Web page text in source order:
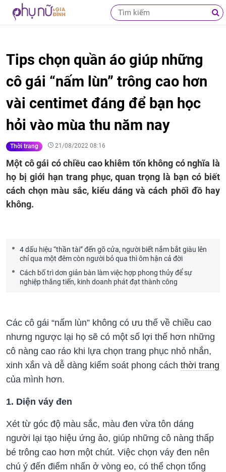
Tips chọn quần áo giúp những
cô gái “nấm lùn” trông cao hơn
vài centimet đáng để bạn học
hỏi vào mùa thu năm nay
Thời trang 21/08/2022 08:16
Một cô gái có chiều cao khiêm tốn không có nghĩa là
họ bị giới hạn trang phục, quan trọng là bạn có biết
cách chọn màu sắc, kiểu dáng và cách phối đồ hay
không.
4 dấu hiệu “thần tài” đến gõ cửa, người biết nắm bắt giàu lên
chỉ qua một đêm còn người bỏ qua thì ôm hận cả đời
Cách bố trì dơn giản bàn làm việc hợp phong thủy để sự
nghiệp thăng tiến, kinh doanh phát đạt thành công
Các cô gái “nấm lùn” không có ưu thế về chiều cao
nhưng ngược lại họ sẽ có một số lợi thế hơn những
cô nàng cao ráo khi lựa chọn trang phục nhỏ nhắn,
xinh xắn và dễ dàng kiểm soát phong cách thời trang
của mình hơn.
1. Diện váy đen
Xét từ góc độ màu sắc, màu đen vừa tôn dáng
người lại tạo hiệu ứng ảo, giúp những cô nàng thấp
bé trông cao hơn một chút. Việc chọn váy đen nên
chú ý đến điểm nhấn ở vòng eo, có thể chọn tổng